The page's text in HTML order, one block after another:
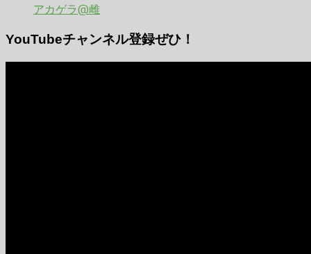
アカゲラ@雌
YouTubeチャンネル登録ぜひ！